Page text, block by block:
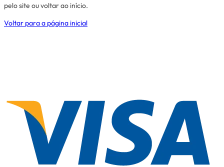
pelo site ou voltar ao início.
Voltar para a página inicial